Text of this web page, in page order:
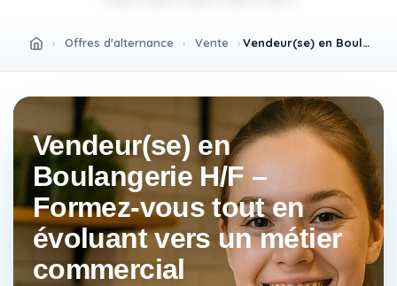
› Offres d'alternance › Vente › Vendeur(se) en Boulangerie H/F – Formez-vous tout en évoluant vers un métier commercial
Vendeur(se) en
Boulangerie H/F –
Formez-vous tout en
évoluant vers un métier
commercial